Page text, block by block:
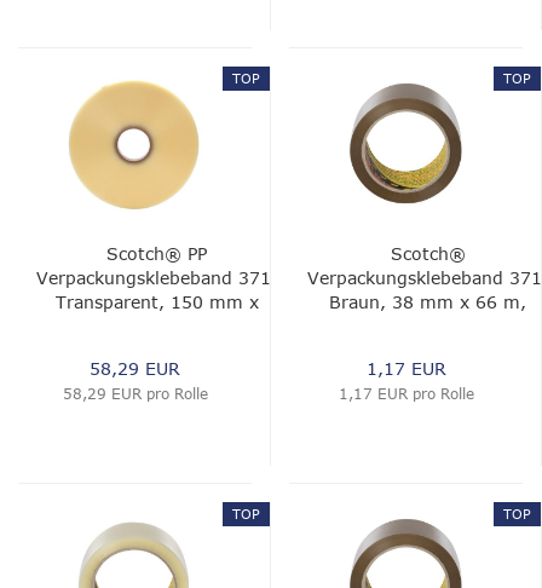
TOP
Scotch® PP
Verpackungsklebeband 371,
Transparent, 150 mm x
58,29 EUR
58,29 EUR pro Rolle
TOP
Scotch®
Verpackungsklebeband
Braun, 38 mm x 66 m,
1,17 EUR
1,17 EUR pro Rolle
TOP TOP